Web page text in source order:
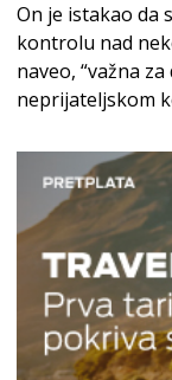
On je istakao da
kontrolu nad
naveo, “važna
neprijateljskom